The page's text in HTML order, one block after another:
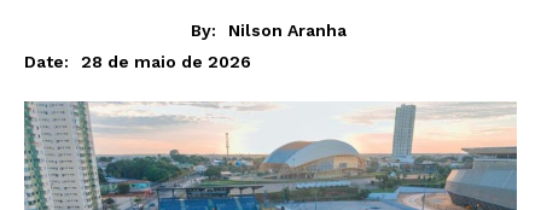
By:
Nilson Aranha
Date:
28 de maio de 2026